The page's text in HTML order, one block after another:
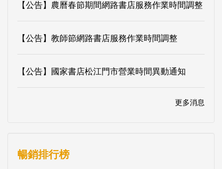
【公告】農曆春節期間網路書店服務作業時間調整
【公告】教師節網路書店服務作業時間調整
【公告】國家書店松江門市營業時間異動通知
更多消息
暢銷排行榜